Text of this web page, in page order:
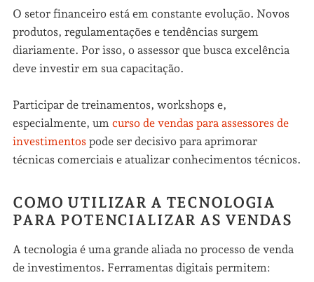
O setor financeiro está em constante evolução. Novos
produtos, regulamentações e tendências surgem
diariamente. Por isso, o assessor que busca excelência
deve investir em sua capacitação.
Participar de treinamentos, workshops e,
especialmente, um curso de vendas para assessores de
investimentospode ser decisivo para aprimorar
técnicas comerciais e atualizar conhecimentos técnicos.
COMO UTILIZAR A TECNOLOGIA
PARA POTENCIALIZAR AS VENDAS
A tecnologia é uma grande aliada no processo de venda
de investimentos. Ferramentas digitais permitem: